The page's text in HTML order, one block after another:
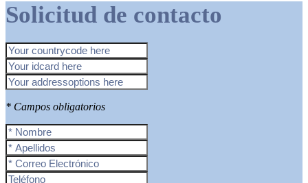
Solicitud de contacto
* Campos obligatorios